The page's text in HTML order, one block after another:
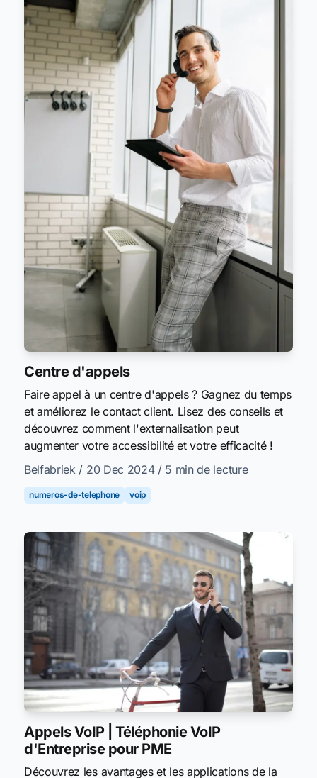
Centre d'appels
Faire appel à un centre d'appels ? Gagnez du temps
et améliorez le contact client. Lisez des conseils et
découvrez comment l'externalisation peut
augmenter votre accessibilité et votre efficacité !
Belfabriek / 20 Dec 2024 / 5 min de lecture
numeros-de-telephone voip
Appels VoIP | Téléphonie VoIP
d'Entreprise pour PME
Découvrez les avantages et les applications de la